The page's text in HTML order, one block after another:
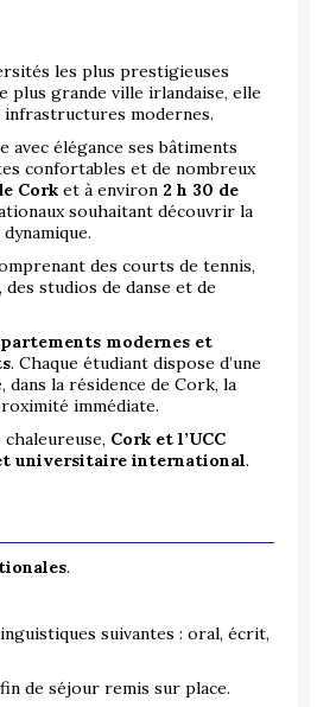
les plus prestigieuses
plus grande ville irlandaise, elle
modernes.
avec élégance ses bâtiments
confortables et de nombreux
Cork et à environ 2 h 30 de
souhaitant découvrir la
des courts de tennis,
studios de danse et de
modernes et
. Chaque étudiant dispose d’une
dans la résidence de Cork, la
immédiate.
Cork et l’UCC
universitaire international.
.
suivantes : oral, écrit,
de séjour remis sur place.